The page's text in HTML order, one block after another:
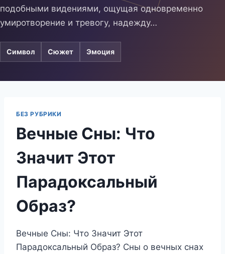
подобными видениями, ощущая одновременно
умиротворение и тревогу, надежду…
Символ Сюжет Эмоция
БЕЗ РУБРИКИ
Вечные Сны: Что
Значит Этот
Парадоксальный
Образ?
Вечные Сны: Что Значит Этот
Парадоксальный Образ? Сны о вечных снах